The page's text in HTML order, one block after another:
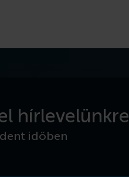
hírlevelünkre
időben